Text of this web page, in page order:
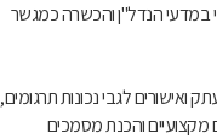
במדעי הנדל"ן והכשרה כמגשר
לגבי נכונות תרגומים,
מקצועיים והכנת מסמכים